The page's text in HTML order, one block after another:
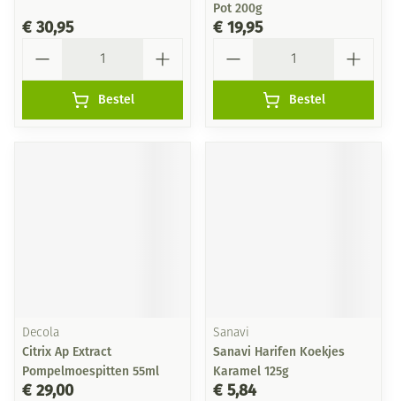
€ 30,95
Bestel
Pot 200g
€ 19,95
Bestel
Decola
Citrix Ap Extract
Pompelmoespitten 55ml
€ 29,00
Sanavi
Sanavi Harifen Koekjes
Karamel 125g
€ 5,84